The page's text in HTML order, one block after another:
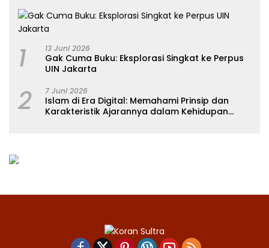
1 13 Juni 2026
Gak Cuma Buku: Eksplorasi Singkat ke Perpus
UIN Jakarta
2 7 Juni 2026
Islam di Era Digital: Memahami Prinsip dan
Karakteristik Ajarannya dalam Kehidupan